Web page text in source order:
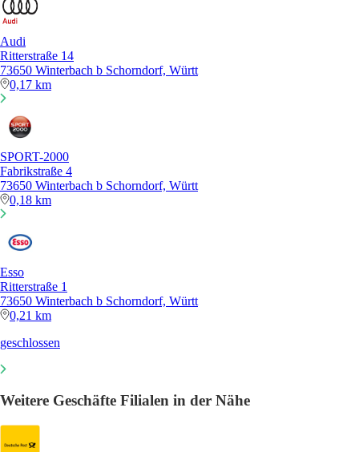
Audi
Ritterstraße 14
73650 Winterbach b Schorndorf, Württ
0,17 km
SPORT-2000
Fabrikstraße 4
73650 Winterbach b Schorndorf, Württ
0,18 km
Esso
Ritterstraße 1
73650 Winterbach b Schorndorf, Württ
0,21 km
geschlossen
Weitere Geschäfte Filialen in der Nähe